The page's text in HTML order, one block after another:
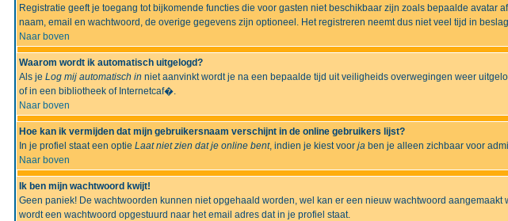
Registratie geeft je toegang tot bijkomende functies die voor gasten niet beschikbaar zijn zoals bepaalde
naam, email en wachtwoord, de overige gegevens zijn optioneel. Het registreren neemt dus niet veel tijd in
Naar boven
Waarom wordt ik automatisch uitgelogd?
Als je Log mij automatisch in niet aanvinkt wordt je na een bepaalde tijd uit veiligheids overwegingen weer
of in een bibliotheek of Internetcaf�.
Naar boven
Hoe kan ik vermijden dat mijn gebruikersnaam verschijnt in de online gebruikers lijst?
In je profiel staat een optie Laat niet zien dat je online bent, indien je kiest voor ja ben je alleen zichbaar voor
Naar boven
Ik ben mijn wachtwoord kwijt!
Geen paniek! De wachtwoorden kunnen niet opgehaald worden, wel kan er een nieuw wachtwoord
wordt een wachtwoord opgestuurd naar het email adres dat in je profiel staat.